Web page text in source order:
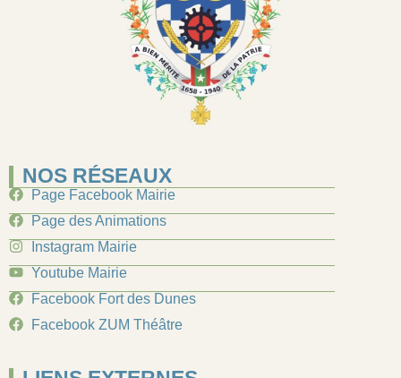
NOS RÉSEAUX
Page Facebook Mairie
Page des Animations
Instagram Mairie
Youtube Mairie
Facebook Fort des Dunes
Facebook ZUM Théâtre